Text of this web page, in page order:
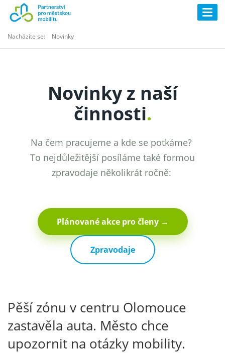
Nacházíte se: Novinky
Novinky z naší
činnosti.
Na čem pracujeme a kde se potkáme?
To nejdůležitější posíláme také formou
zpravodaje několikrát ročně:
Plánované akce pro členy →
Zpravodaje
Pěší zónu v centru Olomouce
zastavěla auta. Město chce
upozornit na otázky mobility.